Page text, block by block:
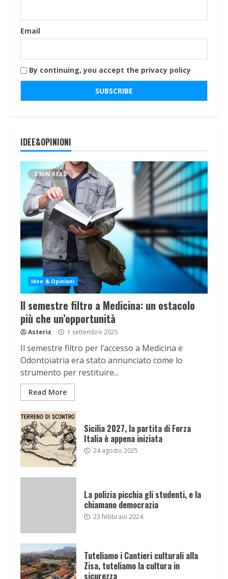
Email
By continuing, you accept the privacy policy
IDEE&OPINIONI
2 MIN READ
Idee & Opinioni
Il semestre filtro a Medicina: un ostacolo
più che un’opportunità
Asterix 1 settembre 2025
Il semestre filtro per l’accesso a Medicina e
Odontoiatria era stato annunciato come lo
strumento per restituire...
Read More
Sicilia 2027, la partita di Forza
Italia è appena iniziata
24 agosto 2025
La polizia picchia gli studenti, e la
chiamano democrazia
23 febbraio 2024
Tuteliamo i Cantieri culturali alla
Zisa, tuteliamo la cultura in
sicurezza